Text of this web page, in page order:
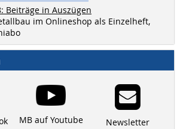
Beiträge in Auszügen
im Onlineshop als Einzelheft,
MB auf Youtube Newsletter